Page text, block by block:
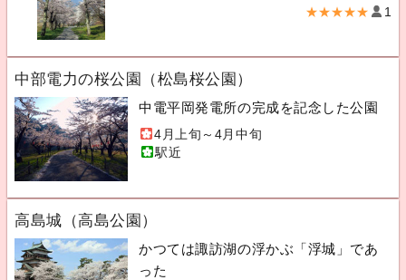
★★★★★ 1
中部電力の桜公園（松島桜公園）
中電平岡発電所の完成を記念した公園
4月上旬～4月中旬
駅近
高島城（高島公園）
かつては諏訪湖の浮かぶ「浮城」であ
った